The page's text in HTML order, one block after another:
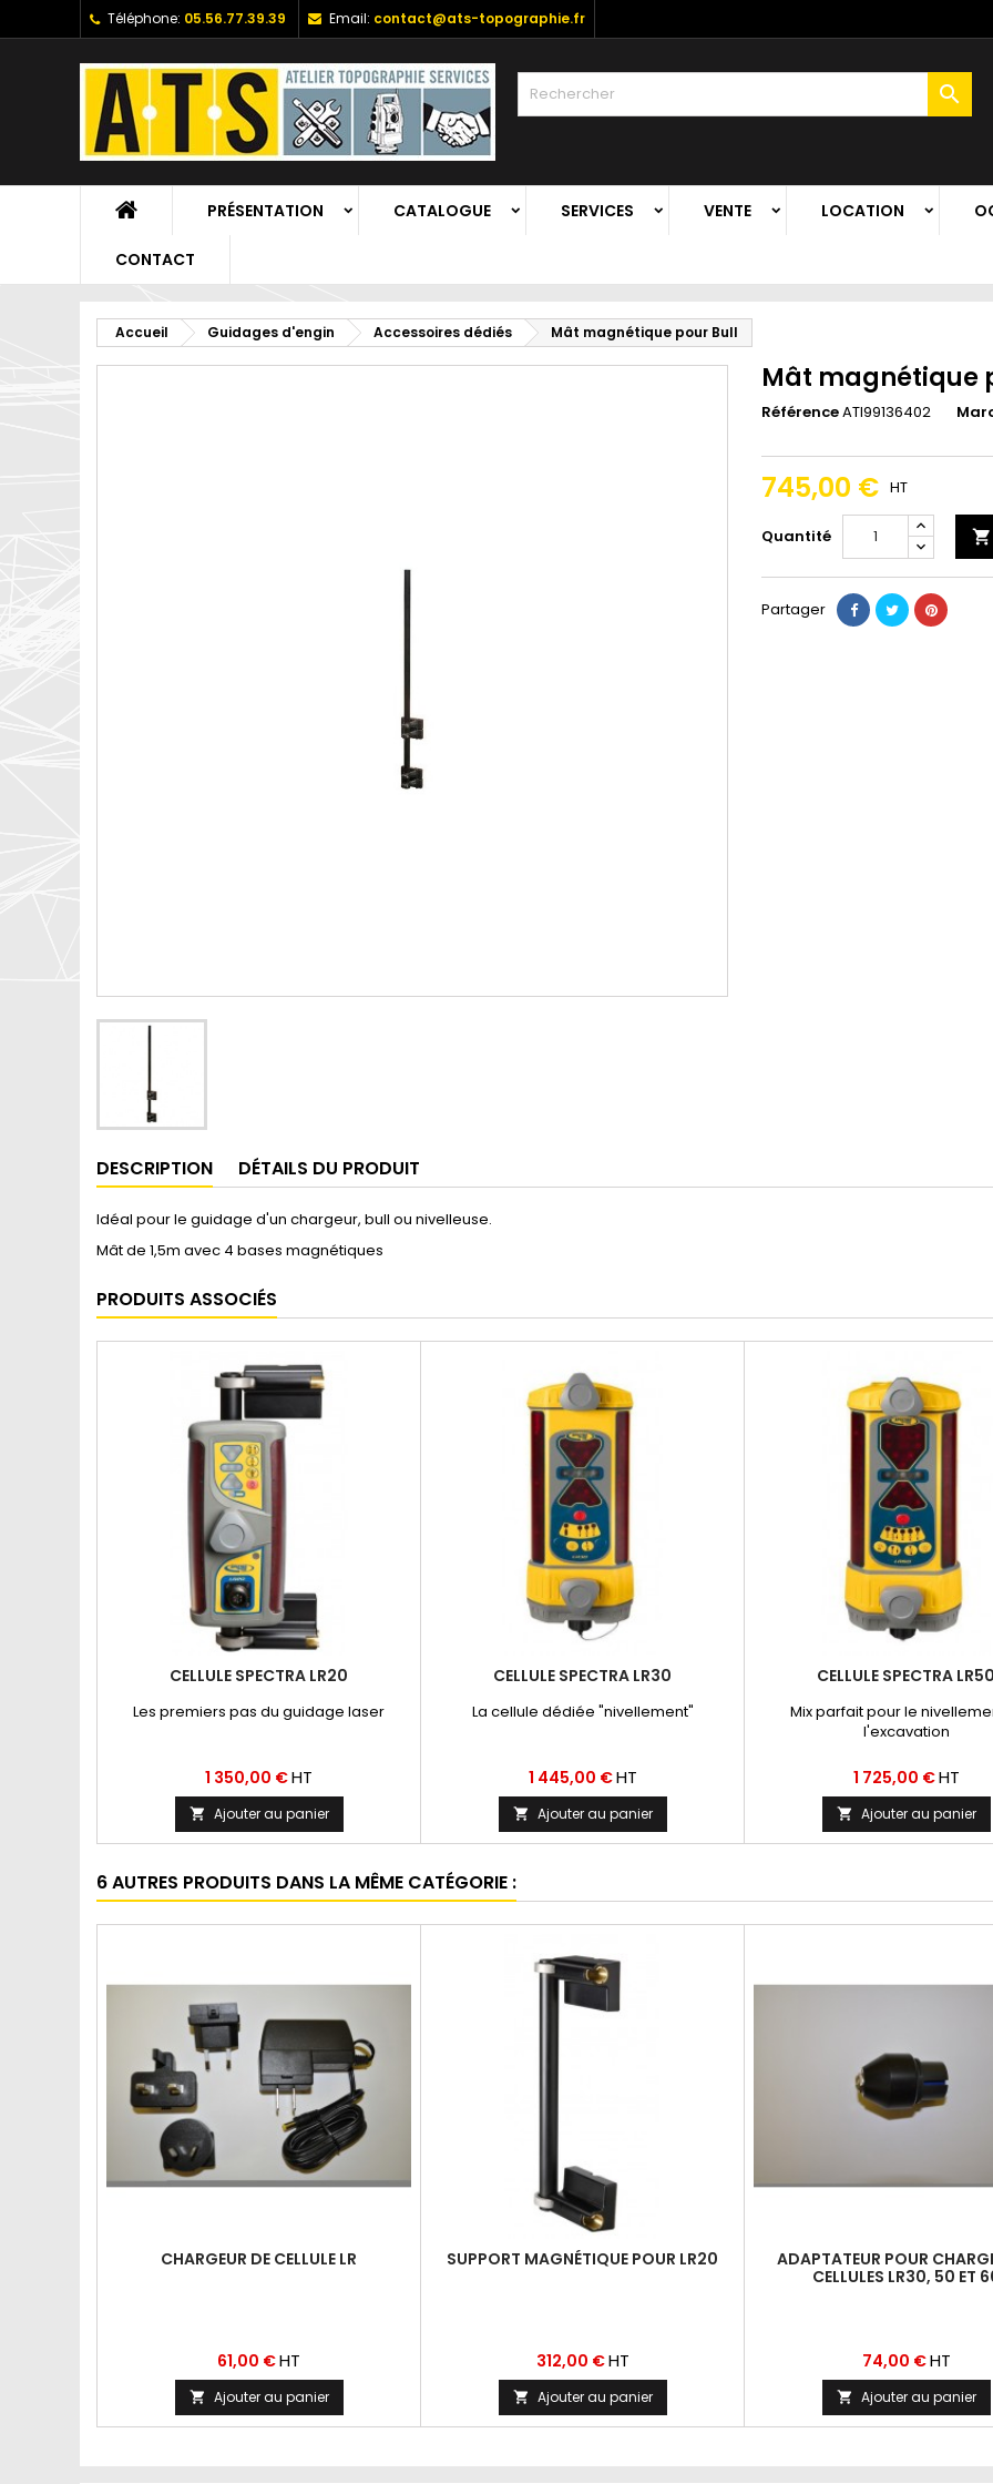
Téléphone: 05.56.77.39.39 Email: contact@ats-topographie.fr

PRÉSENTATION CATALOGUE SERVICES VENTE LOCATION
CONTACT
Accueil Guidages d'engin Accessoires dédiés Mât magnétique pour Bull
Mât magnétique
RéférenceATI99136402
745,00 € HT
Quantité 
Partager
DESCRIPTION DÉTAILS DU PRODUIT
Idéal pour le guidage d'un chargeur, bull ou nivelleuse.
Mât de 1,5m avec 4 bases magnétiques
PRODUITS ASSOCIÉS
CELLULE SPECTRA LR20
Les premiers pas du guidage laser
Prix
1 350,00 €HT
 Ajouter au panier
CELLULE SPECTRA LR30
La cellule dédiée "nivellement"
Prix
1 445,00 €HT
 Ajouter au panier
CELLULE SPECTRA
Mix parfait pour le
l'excavation
Prix
1 725,00 €HT
 Ajouter au panier
6 AUTRES PRODUITS DANS LA MÊME CATÉGORIE :
CHARGEUR DE CELLULE LR
Prix
61,00 €HT
 Ajouter au panier
SUPPORT MAGNÉTIQUE POUR LR20
Prix
312,00 €HT
 Ajouter au panier
ADAPTATEUR POUR
CELLULES LR30, 50 ET
Prix
74,00 €HT
 Ajouter au panier